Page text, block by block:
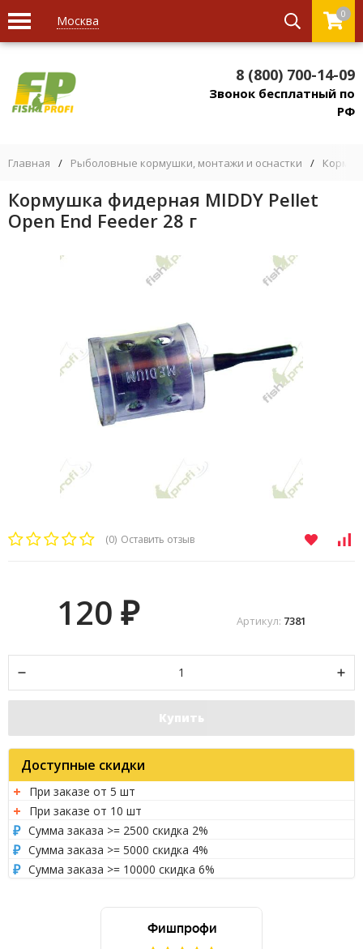
Москва 0
8 (800) 700-14-09
Звонок бесплатный по
РФ
Главная / Рыболовные кормушки, монтажи и оснастки /
Кормушка фидерная MIDDY Pellet
Open End Feeder 28 г
(0) Оставить отзыв
Артикул: 7381
120 ₽
Купить
Доступные скидки
При заказе от 5 шт
При заказе от 10 шт
Сумма заказа >= 2500 скидка 2%
Сумма заказа >= 5000 скидка 4%
Сумма заказа >= 10000 скидка 6%